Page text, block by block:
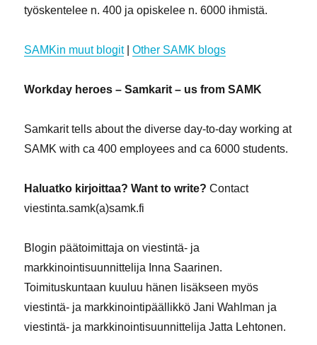
työskentelee n. 400 ja opiskelee n. 6000 ihmistä.
SAMKin muut blogit|Other SAMK blogs
Workday heroes – Samkarit – us from SAMK
Samkarit tells about the diverse day-to-day working at
SAMK with ca 400 employees and ca 6000 students.
Haluatko kirjoittaa? Want to write? Contact
viestinta.samk(a)samk.fi
Blogin päätoimittaja on viestintä- ja
markkinointisuunnittelija Inna Saarinen.
Toimituskuntaan kuuluu hänen lisäkseen myös
viestintä- ja markkinointipäällikkö Jani Wahlman ja
viestintä- ja markkinointisuunnittelija Jatta Lehtonen.